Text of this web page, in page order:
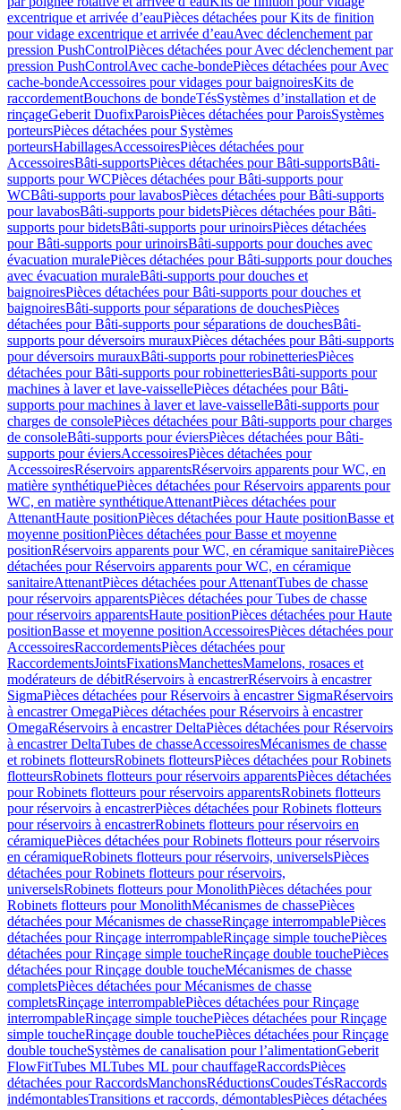
excentrique et arrivée d’eauPièces détachées pour Kits de finition
pour vidage excentrique et arrivée d’eauAvec déclenchement par
pression PushControlPièces détachées pour Avec déclenchement par
pression PushControlAvec cache-bondePièces détachées pour Avec
cache-bondeAccessoires pour vidages pour baignoiresKits de
raccordementBouchons de bondeTésSystèmes d’installation et de
rinçageGeberit DuofixParoisPièces détachées pour ParoisSystèmes
porteursPièces détachées pour Systèmes
porteursHabillagesAccessoiresPièces détachées pour
AccessoiresBâti-supportsPièces détachées pour Bâti-supportsBâti-
supports pour WCPièces détachées pour Bâti-supports pour
WCBâti-supports pour lavabosPièces détachées pour Bâti-supports
pour lavabosBâti-supports pour bidetsPièces détachées pour Bâti-
supports pour bidetsBâti-supports pour urinoirsPièces détachées
pour Bâti-supports pour urinoirsBâti-supports pour douches avec
évacuation muralePièces détachées pour Bâti-supports pour douches
avec évacuation muraleBâti-supports pour douches et
baignoiresPièces détachées pour Bâti-supports pour douches et
baignoiresBâti-supports pour séparations de douchesPièces
détachées pour Bâti-supports pour séparations de douchesBâti-
supports pour déversoirs murauxPièces détachées pour Bâti-supports
pour déversoirs murauxBâti-supports pour robinetteriesPièces
détachées pour Bâti-supports pour robinetteriesBâti-supports pour
machines à laver et lave-vaissellePièces détachées pour Bâti-
supports pour machines à laver et lave-vaisselleBâti-supports pour
charges de consolePièces détachées pour Bâti-supports pour charges
de consoleBâti-supports pour éviersPièces détachées pour Bâti-
supports pour éviersAccessoiresPièces détachées pour
AccessoiresRéservoirs apparentsRéservoirs apparents pour WC, en
matière synthétiquePièces détachées pour Réservoirs apparents pour
WC, en matière synthétiqueAttenantPièces détachées pour
AttenantHaute positionPièces détachées pour Haute positionBasse et
moyenne positionPièces détachées pour Basse et moyenne
positionRéservoirs apparents pour WC, en céramique sanitairePièces
détachées pour Réservoirs apparents pour WC, en céramique
sanitaireAttenantPièces détachées pour AttenantTubes de chasse
pour réservoirs apparentsPièces détachées pour Tubes de chasse
pour réservoirs apparentsHaute positionPièces détachées pour Haute
positionBasse et moyenne positionAccessoiresPièces détachées pour
AccessoiresRaccordementsPièces détachées pour
RaccordementsJointsFixationsManchettesMamelons, rosaces et
modérateurs de débitRéservoirs à encastrerRéservoirs à encastrer
SigmaPièces détachées pour Réservoirs à encastrer SigmaRéservoirs
à encastrer OmegaPièces détachées pour Réservoirs à encastrer
OmegaRéservoirs à encastrer DeltaPièces détachées pour Réservoirs
à encastrer DeltaTubes de chasseAccessoiresMécanismes de chasse
et robinets flotteursRobinets flotteursPièces détachées pour Robinets
flotteursRobinets flotteurs pour réservoirs apparentsPièces détachées
pour Robinets flotteurs pour réservoirs apparentsRobinets flotteurs
pour réservoirs à encastrerPièces détachées pour Robinets flotteurs
pour réservoirs à encastrerRobinets flotteurs pour réservoirs en
céramiquePièces détachées pour Robinets flotteurs pour réservoirs
en céramiqueRobinets flotteurs pour réservoirs, universelsPièces
détachées pour Robinets flotteurs pour réservoirs,
universelsRobinets flotteurs pour MonolithPièces détachées pour
Robinets flotteurs pour MonolithMécanismes de chassePièces
détachées pour Mécanismes de chasseRinçage interrompablePièces
détachées pour Rinçage interrompableRinçage simple touchePièces
détachées pour Rinçage simple toucheRinçage double touchePièces
détachées pour Rinçage double toucheMécanismes de chasse
completsPièces détachées pour Mécanismes de chasse
completsRinçage interrompablePièces détachées pour Rinçage
interrompableRinçage simple touchePièces détachées pour Rinçage
simple toucheRinçage double touchePièces détachées pour Rinçage
double toucheSystèmes de canalisation pour l’alimentationGeberit
FlowFitTubes MLTubes ML pour chauffageRaccordsPièces
détachées pour RaccordsManchonsRéductionsCoudesTésRaccords
indémontablesTransitions et raccords, démontablesPièces détachées